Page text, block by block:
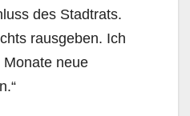
des Stadtrats.
rausgeben. Ich
Monate neue